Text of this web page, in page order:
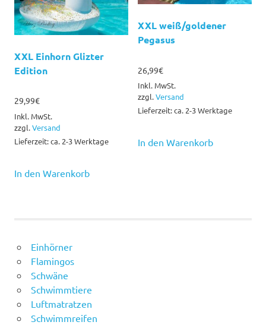
XXL Einhorn Glizter
Edition
29,99€
Inkl. MwSt.
zzgl.Versand
Lieferzeit: ca. 2-3 Werktage
In den Warenkorb
XXL weiß/goldener
Pegasus
26,99€
Inkl. MwSt.
zzgl.Versand
Lieferzeit: ca. 2-3 Werktage
In den Warenkorb
Einhörner
Flamingos
Schwäne
Schwimmtiere
Luftmatratzen
Schwimmreifen